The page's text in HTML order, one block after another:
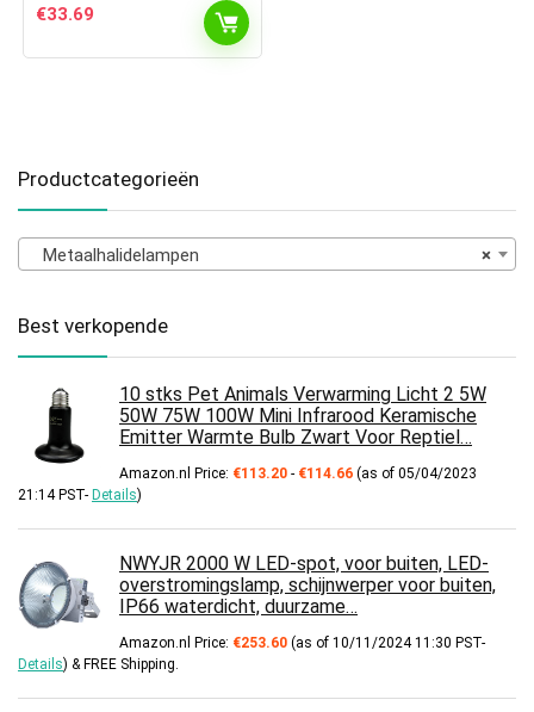
€33.69
Productcategorieën
×
Metaalhalidelampen
Best verkopende
10 stks Pet Animals Verwarming Licht 2 5W
50W 75W 100W Mini Infrarood Keramische
Emitter Warmte Bulb Zwart Voor Reptiel…
Amazon.nl Price: €113.20 - €114.66Prijsklasse:
€113.20
(as of 05/04/2023
21:14 PST- Details)
NWYJR 2000 W LED-spot, voor buiten, LED-
overstromingslamp, schijnwerper voor buiten,
IP66 waterdicht, duurzame…
Amazon.nl Price: €253.60 (as of 10/11/2024 11:30 PST-
Details) & FREE Shipping